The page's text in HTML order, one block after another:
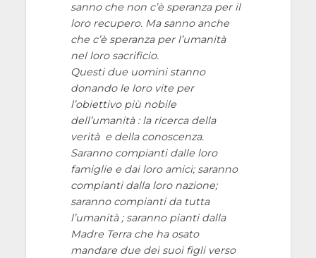
sanno che non c’è speranza per il
loro recupero. Ma sanno anche
che c’è speranza per l’umanità
nel loro sacrificio.
Questi due uomini stanno
donando le loro vite per
l’obiettivo più nobile
dell’umanità : la ricerca della
verità e della conoscenza.
Saranno compianti dalle loro
famiglie e dai loro amici; saranno
compianti dalla loro nazione;
saranno compianti da tutta
l’umanità ; saranno pianti dalla
Madre Terra che ha osato
mandare due dei suoi figli verso